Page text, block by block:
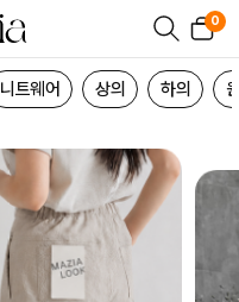
0
니트웨어 상의 하의